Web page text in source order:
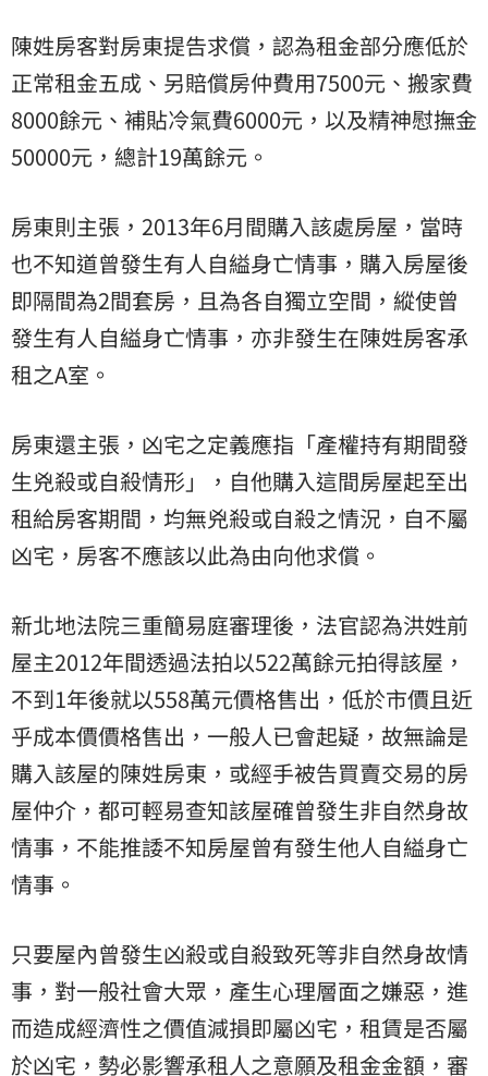
陳姓房客對房東提告求償，認為租金部分應低於
正常租金五成、另賠償房仲費用7500元、搬家費
8000餘元、補貼冷氣費6000元，以及精神慰撫金
50000元，總計19萬餘元。
房東則主張，2013年6月間購入該處房屋，當時
也不知道曾發生有人自縊身亡情事，購入房屋後
即隔間為2間套房，且為各自獨立空間，縱使曾
發生有人自縊身亡情事，亦非發生在陳姓房客承
租之A室。
房東還主張，凶宅之定義應指「產權持有期間發
生兇殺或自殺情形」，自他購入這間房屋起至出
租給房客期間，均無兇殺或自殺之情況，自不屬
凶宅，房客不應該以此為由向他求償。
新北地法院三重簡易庭審理後，法官認為洪姓前
屋主2012年間透過法拍以522萬餘元拍得該屋，
不到1年後就以558萬元價格售出，低於市價且近
乎成本價價格售出，一般人已會起疑，故無論是
購入該屋的陳姓房東，或經手被告買賣交易的房
屋仲介，都可輕易查知該屋確曾發生非自然身故
情事，不能推諉不知房屋曾有發生他人自縊身亡
情事。
只要屋內曾發生凶殺或自殺致死等非自然身故情
事，對一般社會大眾，產生心理層面之嫌惡，進
而造成經濟性之價值減損即屬凶宅，租賃是否屬
於凶宅，勢必影響承租人之意願及租金金額，審